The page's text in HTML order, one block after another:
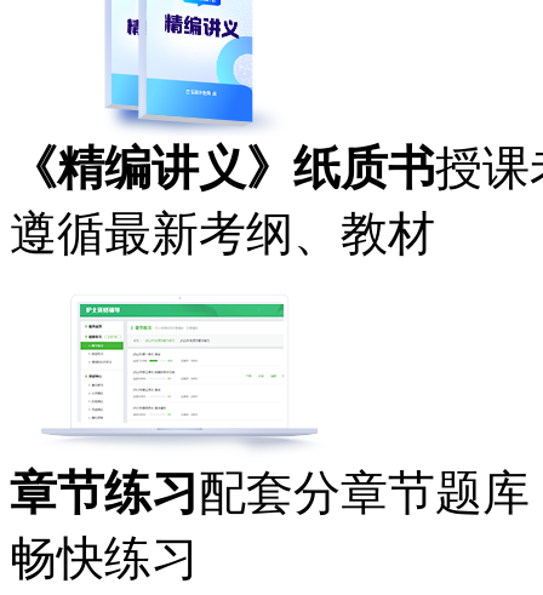
《精编讲义》纸质书授课
遵循最新考纲、教材
章节练习 配套分章节题库
畅快练习